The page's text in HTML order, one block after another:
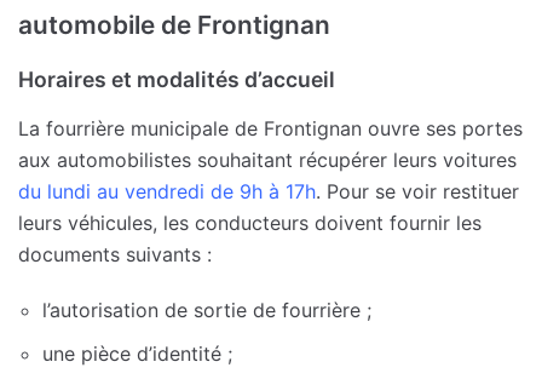
automobile de Frontignan
Horaires et modalités d’accueil
La fourrière municipale de Frontignan ouvre ses portes
aux automobilistes souhaitant récupérer leurs voitures
du lundi au vendredi de 9h à 17h. Pour se voir restituer
leurs véhicules, les conducteurs doivent fournir les
documents suivants :
l’autorisation de sortie de fourrière ;
une pièce d’identité ;